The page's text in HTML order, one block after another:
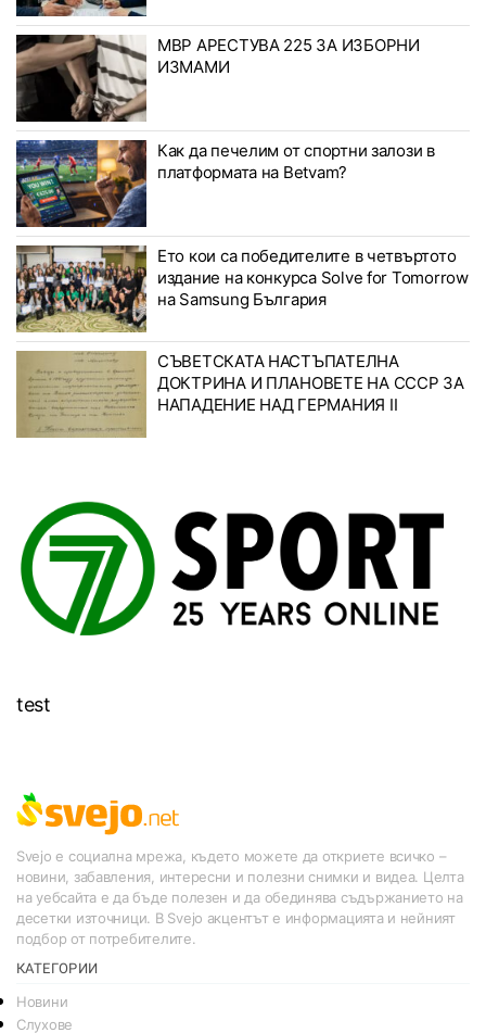
МВР АРЕСТУВА 225 ЗА ИЗБОРНИ
ИЗМАМИ
Как да печелим от спортни залози в
платформата на Betvam?
Ето кои са победителите в четвъртото
издание на конкурса Solve for Tomorrow
на Samsung България
СЪВЕТСКАТА НАСТЪПАТЕЛНА
ДОКТРИНА И ПЛАНОВЕТЕ НА СССР ЗА
НАПАДЕНИЕ НАД ГЕРМАНИЯ II
test
Svejo е социална мрежа, където можете да откриете всичко –
новини, забавления, интересни и полезни снимки и видеа. Целта
на уебсайта е да бъде полезен и да обединява съдържанието на
десетки източници. В Svejo акцентът е информацията и нейният
подбор от потребителите.
КАТЕГОРИИ
Новини
Слухове